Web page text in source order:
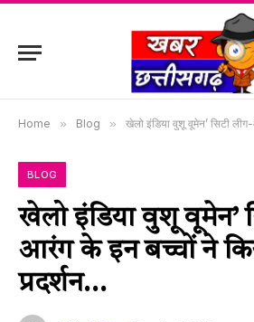
Home » Blog » खेलो इंडिया वुशू वूमेन’ सिटी लीग-आरंग
BLOG
खेलो इंडिया वुशू वूमेन’
आरंग के इन बच्चों ने
प्रदर्शन…